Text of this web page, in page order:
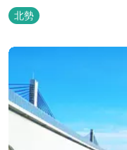
サイト、日帰り手ぶら
ナ施設などを完備、キャ
北勢